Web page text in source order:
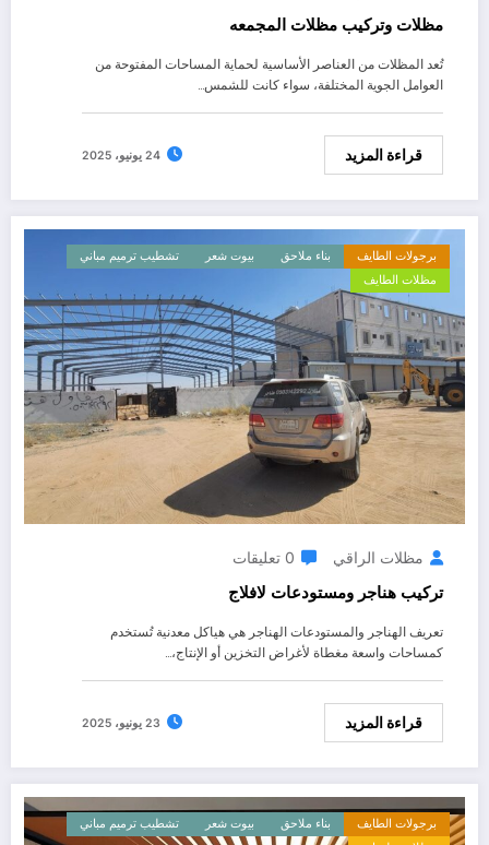
مظلات وتركيب مظلات المجمعه
تُعد المظلات من العناصر الأساسية لحماية المساحات المفتوحة من
العوامل الجوية المختلفة، سواء كانت للشمس…
قراءة المزيد 24 يونيو، 2025
برجولات الطايف بناء ملاحق بيوت شعر
تشطيب ترميم مباني
مظلات الطايف
مظلات الراقي 0 تعليقات
تركيب هناجر ومستودعات لافلاج
تعريف الهناجر والمستودعات الهناجر هي هياكل معدنية تُستخدم
كمساحات واسعة مغطاة لأغراض التخزين أو الإنتاج،…
قراءة المزيد 23 يونيو، 2025
برجولات الطايف بناء ملاحق بيوت شعر
تشطيب ترميم مباني